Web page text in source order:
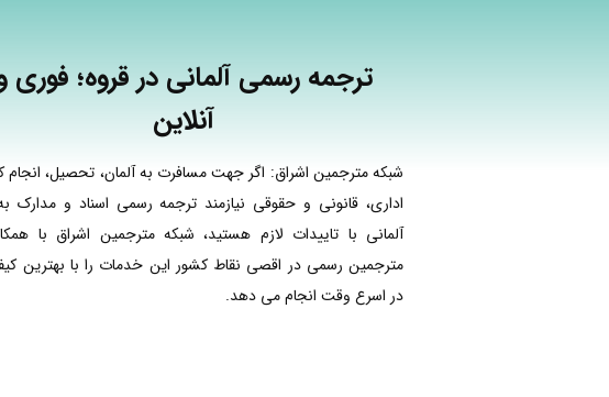
ترجمه رسمی آلمانی در قروه؛ فوری
آنلاین
شبکه مترجمین اشراق: اگر جهت مسافرت به آلمان، تحصیل، انجام
اداری، قانونی و حقوقی نیازمند ترجمه رسمی اسناد و مدارک
آلمانی با تاییدات لازم هستید، شبکه مترجمین اشراق با
مترجمین رسمی در اقصی نقاط کشور این خدمات را با بهترین
در اسرع وقت انجام می دهد.